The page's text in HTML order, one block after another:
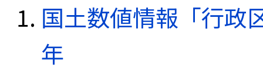
国土数値情報「行政
年